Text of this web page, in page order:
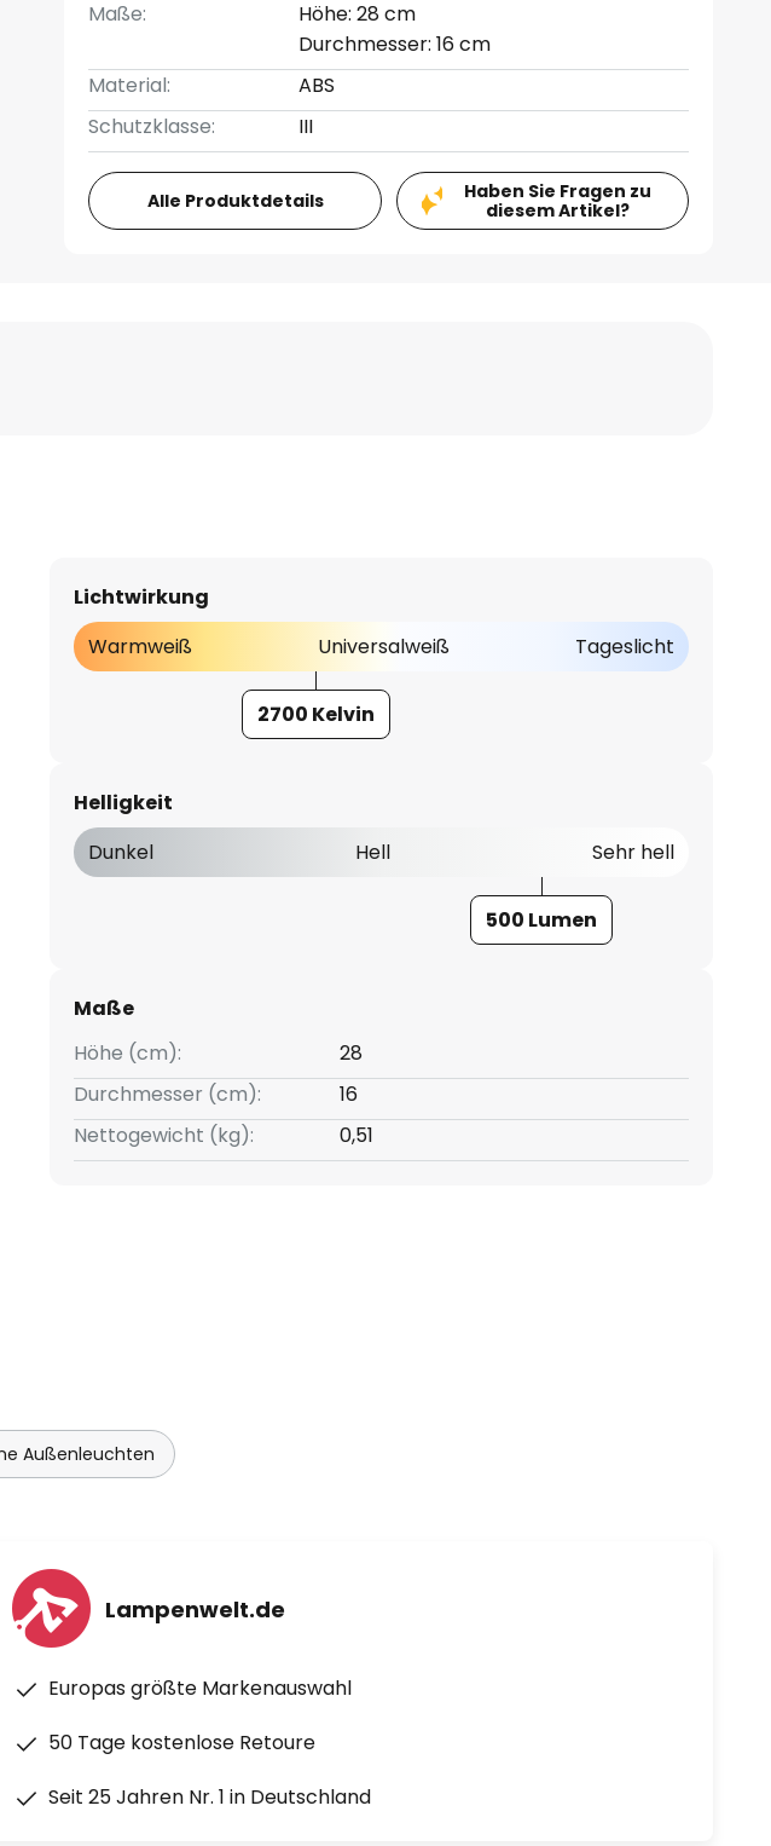
Maße:
Höhe: 28 cm
Durchmesser: 16 cm
Material:
ABS
Schutzklasse:
III
Alle Produktdetails
Haben Sie Fragen zu
diesem Artikel?
Lichtwirkung
Warmweiß
Universalweiß Tageslicht
2700 Kelvin
Helligkeit
Dunkel
Hell Sehr hell
500 Lumen
Maße
Höhe (cm):
28
Durchmesser (cm):
16
Nettogewicht (kg):
0,51
Außenleuchten
Lampenwelt.de
Europas größte Markenauswahl
50 Tage kostenlose Retoure
Seit 25 Jahren Nr. 1 in Deutschland